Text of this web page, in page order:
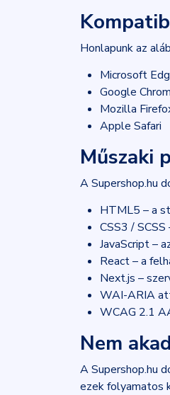
Honlapunk az
Microsoft
Google
Mozilla
Apple Safari
Műszaki
A Supershop.hu
HTML5 – a
CSS3 /
JavaScript –
React – a
Next.js –
WAI-ARIA
WCAG 2.1
Nem
A Supershop.hu
ezek folyamatos